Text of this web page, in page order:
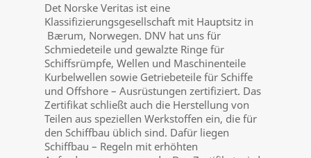
Det Norske Veritas ist eine
Klassifizierungsgesellschaft mit Hauptsitz in
Bærum, Norwegen. DNV hat uns für
Schmiedeteile und gewalzte Ringe für
Schiffsrümpfe, Wellen und Maschinenteile
Kurbelwellen sowie Getriebeteile für Schiffe
und Offshore – Ausrüstungen zertifiziert. Das
Zertifikat schließt auch die Herstellung von
Teilen aus speziellen Werkstoffen ein, die für
den Schiffbau üblich sind. Dafür liegen
Schiffbau – Regeln mit erhöhten